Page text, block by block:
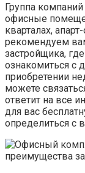
Группа
офисные
кварталах,
рекомендуем
застройщика,
ознакомиться с
приобретении
можете
ответит на все
для вас
определиться с